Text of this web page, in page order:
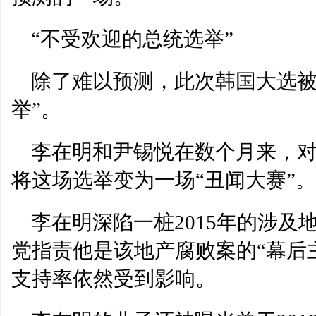
“不受欢迎的总统选举”
除了难以预测，此次韩国大选
举”。
李在明和尹锡悦在数个月来，
将这场选举变为一场“丑闻大赛”。
李在明深陷一桩2015年的涉及
党指责他是该地产腐败案的“幕
支持率依然受到影响。